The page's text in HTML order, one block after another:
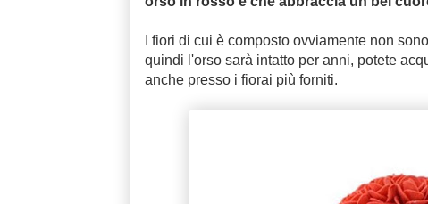
I fiori di cui è composto ovviamente non
quindi l'orso sarà intatto per anni, potete
anche presso i fiorai più forniti.